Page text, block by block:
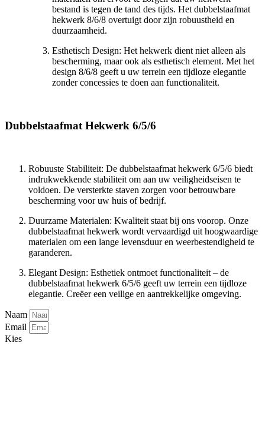
bestand is tegen de tand des tijds. Het dubbelstaafmat
hekwerk 8/6/8 overtuigt door zijn robuustheid en
duurzaamheid.
Esthetisch Design: Het hekwerk dient niet alleen als
bescherming, maar ook als esthetisch element. Met het
design 8/6/8 geeft u uw terrein een tijdloze elegantie
zonder concessies te doen aan functionaliteit.
Dubbelstaafmat Hekwerk 6/5/6
Robuuste Stabiliteit: De dubbelstaafmat hekwerk 6/5/6 biedt
indrukwekkende stabiliteit om aan uw veiligheidseisen te
voldoen. De versterkte staven zorgen voor betrouwbare
bescherming voor uw huis of bedrijf.
Duurzame Materialen: Kwaliteit staat bij ons voorop. Onze
dubbelstaafmat hekwerk wordt vervaardigd uit hoogwaardige
materialen om een lange levensduur en weerbestendigheid te
garanderen.
Elegant Design: Esthetiek ontmoet functionaliteit – de
dubbelstaafmat hekwerk 6/5/6 geeft uw terrein een tijdloze
elegantie. Creëer een veilige en aantrekkelijke omgeving.
Naam
Email
Kies